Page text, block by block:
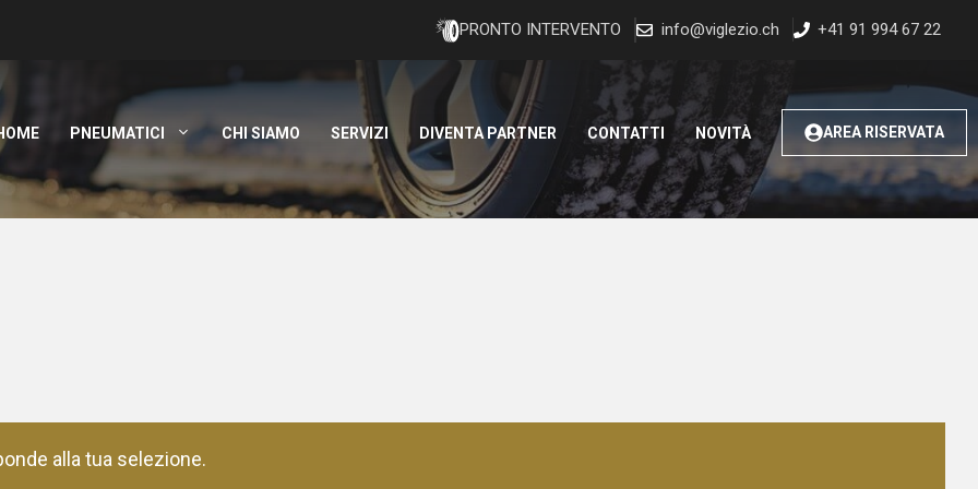
PRONTO INTERVENTO info@viglezio.ch +41 91 994 67 22
PNEUMATICI CHI SIAMO SERVIZI DIVENTA PARTNER CONTATTI NOVITÀ AREA RISERVATA
alla tua selezione.